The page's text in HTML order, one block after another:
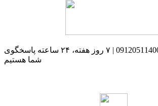
تلفن پشتیبانی | 09120511400 | ۷ روز هفته، ۲۴ ساعته پاسخگوی
شما هستیم